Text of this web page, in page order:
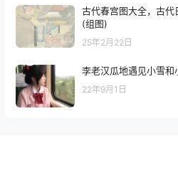
古代春宫图大全，古
(组图)
25年2月22日
李老汉瓜地遇见小雪
22年9月1日